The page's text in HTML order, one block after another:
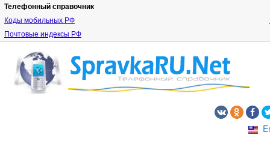
Телефонный справочник
Коды мобильных РФ
Почтовые индексы РФ